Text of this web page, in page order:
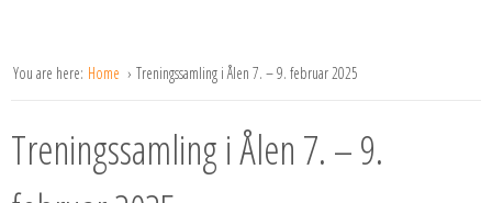
You are here: Home Treningssamling i Ålen 7. – 9. februar 2025
Treningssamling i Ålen 7. – 9.